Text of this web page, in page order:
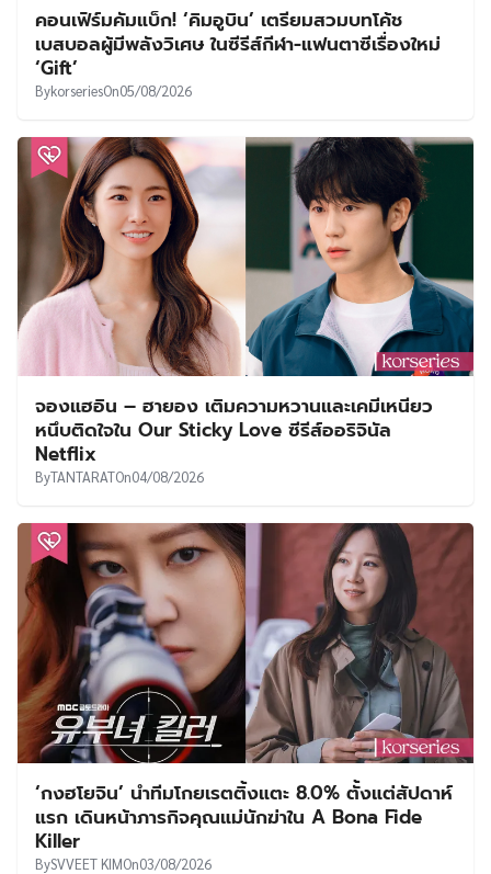
คอนเฟิร์มคัมแบ็ก! ‘คิมอูบิน’ เตรียมสวมบทโค้ช
เบสบอลผู้มีพลังวิเศษ ในซีรีส์กีฬา-แฟนตาซีเรื่องใหม่
‘Gift’
BykorseriesOn05/08/2026
จองแฮอิน – ฮายอง เติมความหวานและเคมีเหนียว
หนึบติดใจใน Our Sticky Love ซีรีส์ออริจินัล
Netflix
ByTANTARATOn04/08/2026
‘กงฮโยจิน’ นำทีมโกยเรตติ้งแตะ 8.0% ตั้งแต่สัปดาห์
แรก เดินหน้าภารกิจคุณแม่นักฆ่าใน A Bona Fide
Killer
BySVVEET KIMOn03/08/2026